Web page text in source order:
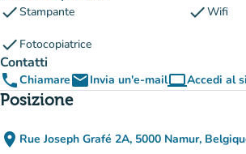
checkStampante checkWifi
check Fotocopiatrice
Contatti
phoneChiamareemailInvia un'e-mailcomputerAccedi al
Posizione
place Rue Joseph Grafé 2A, 5000 Namur,
(apri in Google Maps)
(nuova scheda)